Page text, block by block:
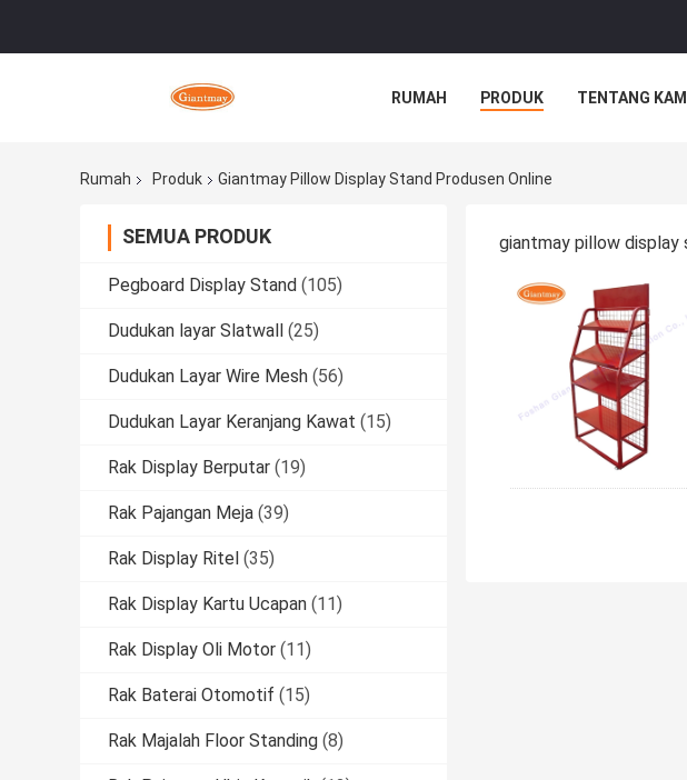
RUMAH PRODUK TENTANG KAMI
Rumah Produk Giantmay Pillow Display Stand Produsen Online
SEMUA PRODUK
Pegboard Display Stand (105)
Dudukan layar Slatwall (25)
Dudukan Layar Wire Mesh (56)
Dudukan Layar Keranjang Kawat (15)
Rak Display Berputar (19)
Rak Pajangan Meja (39)
Rak Display Ritel (35)
Rak Display Kartu Ucapan (11)
Rak Display Oli Motor (11)
Rak Baterai Otomotif (15)
Rak Majalah Floor Standing (8)
giantmay pillow display